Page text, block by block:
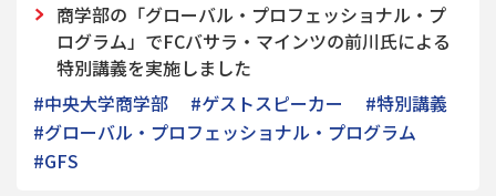
商学部の「グローバル・プロフェッショナル・プ
ログラム」でFCバサラ・マインツの前川氏による
特別講義を実施しました
#中央大学商学部
#ゲストスピーカー
#特別講義
#グローバル・プロフェッショナル・プログラム
#GFS